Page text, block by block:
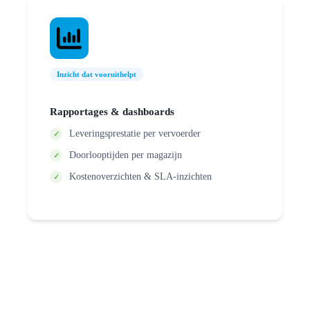
Inzicht dat vooruithelpt
Rapportages & dashboards
Leveringsprestatie per vervoerder
Doorlooptijden per magazijn
Kostenoverzichten & SLA‑inzichten